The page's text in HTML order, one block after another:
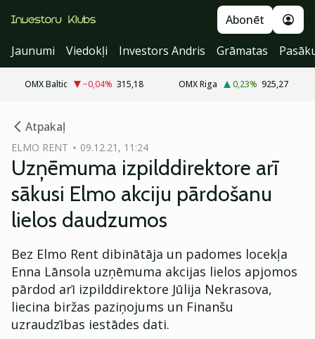
Abonēt
Jaunumi
Viedokļi Investors Andris Grāmatas
OMX Baltic −0,04% 315,18 OMX Riga 0,23% 925,27
Atpakaļ
ELMO RENT 09.12.21, 11:24
Uzņēmuma izpilddirektore arī
sākusi Elmo akciju pārdošanu
lielos daudzumos
Bez Elmo Rent dibinātāja un padomes locekļa
Enna Lānsola uzņēmuma akcijas lielos apjomos
pārdod arī izpilddirektore Jūlija Nekrasova,
liecina biržas paziņojums un Finanšu
uzraudzības iestādes dati.